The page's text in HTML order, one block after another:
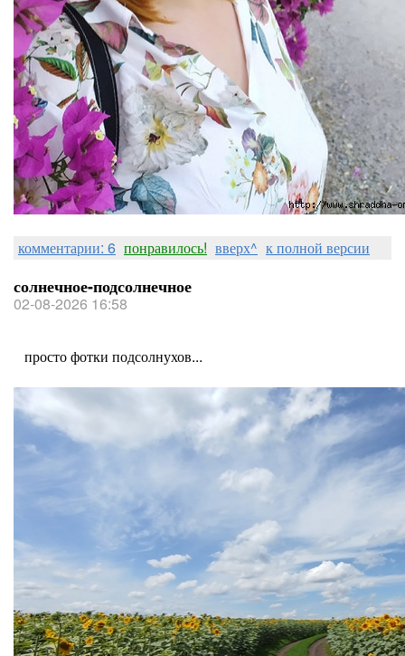
комментарии: 6 понравилось! вверх^ к полной версии
солнечное-подсолнечное
02-08-2026 16:58
просто фотки подсолнухов...